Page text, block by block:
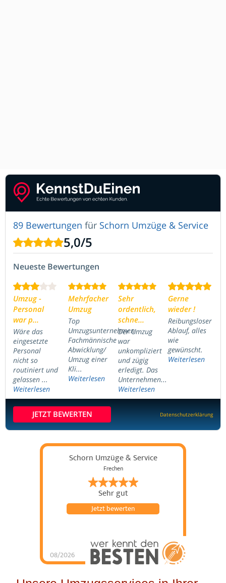
89 Bewertungen für Schorn Umzüge & Service
5,0/5
Neueste Bewertungen
Umzug -
Personal
war p...
Wäre das
eingesetzte
Personal
nicht so
routiniert und
gelassen ...
Weiterlesen
Mehrfacher
Umzug
Top
Umzugsunternehmen
Fachmännische
Abwicklung/
Umzug einer
Kli...
Weiterlesen
Sehr
ordentlich,
schne...
Der Umzug
war
unkompliziert
und zügig
erledigt. Das
Unternehmen...
Weiterlesen
Gerne
wieder !
Reibungsloser
Ablauf, alles
wie
gewünscht.
Weiterlesen
JETZT BEWERTEN Datenschutzerklärung
Schorn Umzüge & Service
Frechen
Sehr gut
08/2026
Jetzt bewerten
Schorn Umzüge &
Service hat 4.98von
Umzüge &